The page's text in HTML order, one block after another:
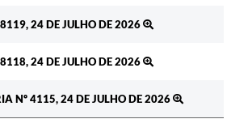
8119, 24 DE JULHO DE 2026
8118, 24 DE JULHO DE 2026
Nº 4115, 24 DE JULHO DE 2026